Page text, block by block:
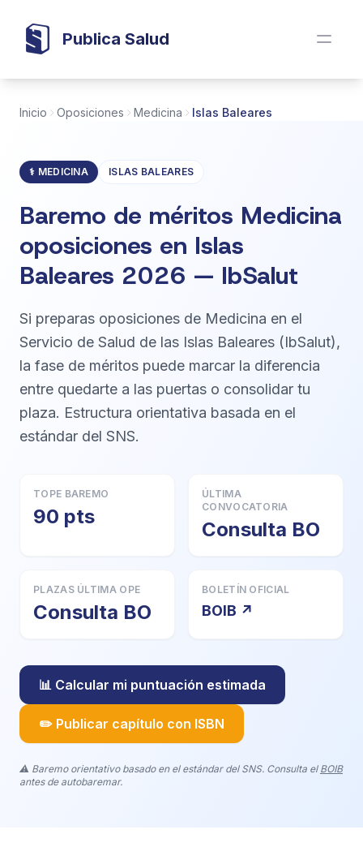
Publica Salud
Inicio Oposiciones Medicina Islas Baleares
⚕️ MEDICINA ISLAS BALEARES
Baremo de méritos Medicina
oposiciones en Islas
Baleares 2026 — IbSalut
Si preparas oposiciones de Medicina en el
Servicio de Salud de las Islas Baleares (IbSalut),
la fase de méritos puede marcar la diferencia
entre quedarte a las puertas o consolidar tu
plaza. Estructura orientativa basada en el
estándar del SNS.
TOPE BAREMO
90 pts
ÚLTIMA
CONVOCATORIA
Consulta BO
PLAZAS ÚLTIMA OPE
Consulta BO
BOLETÍN OFICIAL
BOIB ↗
📊 Calcular mi puntuación estimada
✏️ Publicar capítulo con ISBN
⚠️ Baremo orientativo basado en el estándar del SNS. Consulta el BOIB
antes de autobaremar.